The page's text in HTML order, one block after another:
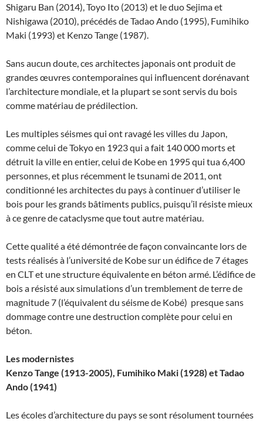
Shigaru Ban (2014), Toyo Ito (2013) et le duo Sejima et
Nishigawa (2010), précédés de Tadao Ando (1995), Fumihiko
Maki (1993) et Kenzo Tange (1987).
Sans aucun doute, ces architectes japonais ont produit de
grandes œuvres contemporaines qui influencent dorénavant
l’architecture mondiale, et la plupart se sont servis du bois
comme matériau de prédilection.
Les multiples séismes qui ont ravagé les villes du Japon,
comme celui de Tokyo en 1923 qui a fait 140 000 morts et
détruit la ville en entier, celui de Kobe en 1995 qui tua 6,400
personnes, et plus récemment le tsunami de 2011, ont
conditionné les architectes du pays à continuer d’utiliser le
bois pour les grands bâtiments publics, puisqu’il résiste mieux
à ce genre de cataclysme que tout autre matériau.
Cette qualité a été démontrée de façon convaincante lors de
tests réalisés à l’université de Kobe sur un édifice de 7 étages
en CLT et une structure équivalente en béton armé. L’édifice de
bois a résisté aux simulations d’un tremblement de terre de
magnitude 7 (l’équivalent du séisme de Kobé) presque sans
dommage contre une destruction complète pour celui en
béton.
Les modernistes
Kenzo Tange (1913-2005), Fumihiko Maki (1928) et Tadao
Ando (1941)
Les écoles d’architecture du pays se sont résolument tournées